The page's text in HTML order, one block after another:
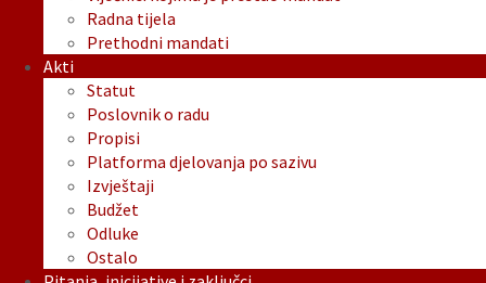
Radna tijela
Prethodni mandati
Akti
Statut
Poslovnik o radu
Propisi
Platforma djelovanja po sazivu
Izvještaji
Budžet
Odluke
Ostalo